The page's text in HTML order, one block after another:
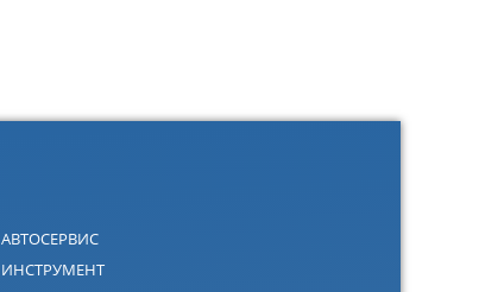
АВТОСЕРВИС
ИНСТРУМЕНТ